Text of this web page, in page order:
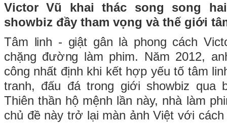
Victor Vũ khai thác song song
showbiz đầy tham vọng và thế giới
Tâm linh - giật gân là phong cách
chặng đường làm phim. Năm 2012,
công nhất định khi kết hợp yếu tố tâm
tranh, đấu đá trong giới showbiz qua
Thiên thần hộ mệnh lần này, nhà làm
chủ đề này trở lại màn ảnh Việt với